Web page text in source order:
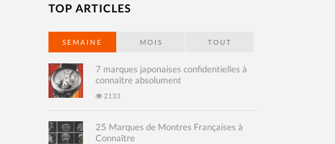
TOP ARTICLES
SEMAINE MOIS TOUT
7 marques japonaises confidentielles à
connaître absolument
2133
25 Marques de Montres Françaises à
Connaître